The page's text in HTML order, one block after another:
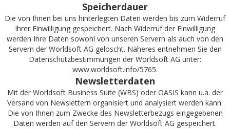
Speicherdauer
Die von Ihnen bei uns hinterlegten Daten werden bis zum Widerruf
Ihrer Einwilligung gespeichert. Nach Widerruf der Einwilligung
werden Ihre Daten sowohl von unseren Servern als auch von den
Servern der Worldsoft AG gelöscht. Näheres entnehmen Sie den
Datenschutzbestimmungen der Worldsoft AG unter:
www.worldsoft.info/5765.
Newsletterdaten
Mit der Worldsoft Business Suite (WBS) oder OASIS kann u.a. der
Versand von Newslettern organisiert und analysiert werden kann.
Die von Ihnen zum Zwecke des Newsletterbezugs eingegebenen
Daten werden auf den Servern der Worldsoft AG gespeichert.